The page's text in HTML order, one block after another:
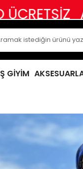
ABİYE,
GİYİM